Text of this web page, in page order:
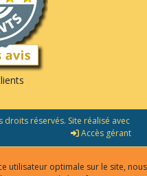
réservés. Site réalisé avec
Accès gérant
utilisateur optimale sur le site, nous